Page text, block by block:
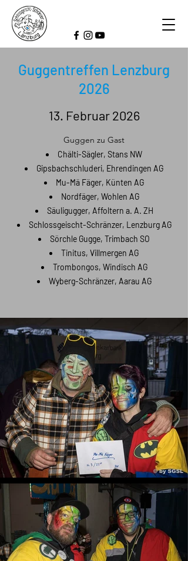
Guggentreffen Lenzburg
2026
13. Februar 2026
Guggen zu Gast
Chälti-Sägler, Stans NW
Gipsbachschluderi, Ehrendingen AG
Mu-Mä Fäger, Künten AG
Nordfäger, Wohlen AG
Säuligugger, Affoltern a. A. ZH
Schlossgeischt-Schränzer, Lenzburg AG
Sörchle Gugge, Trimbach SO
Tinitus, Villmergen AG
Trombongos, Windisch AG
Wyberg-Schränzer, Aarau AG